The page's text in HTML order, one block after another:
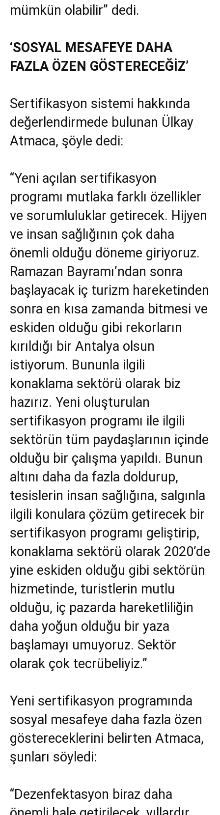
mümkün olabilir” dedi.
‘SOSYAL MESAFEYE DAHA
FAZLA ÖZEN GÖSTERECEĞİZ’
Sertifikasyon sistemi hakkında
değerlendirmede bulunan Ülkay
Atmaca, şöyle dedi:
“Yeni açılan sertifikasyon
programı mutlaka farklı özellikler
ve sorumluluklar getirecek. Hijyen
ve insan sağlığının çok daha
önemli olduğu döneme giriyoruz.
Ramazan Bayramı’ndan sonra
başlayacak iç turizm hareketinden
sonra en kısa zamanda bitmesi ve
eskiden olduğu gibi rekorların
kırıldığı bir Antalya olsun
istiyorum. Bununla ilgili
konaklama sektörü olarak biz
hazırız. Yeni oluşturulan
sertifikasyon programı ile ilgili
sektörün tüm paydaşlarının içinde
olduğu bir çalışma yapıldı. Bunun
altını daha da fazla doldurup,
tesislerin insan sağlığına, salgınla
ilgili konulara çözüm getirecek bir
sertifikasyon programı geliştirip,
konaklama sektörü olarak 2020’de
yine eskiden olduğu gibi sektörün
hizmetinde, turistlerin mutlu
olduğu, iç pazarda hareketliliğin
daha yoğun olduğu bir yaza
başlamayı umuyoruz. Sektör
olarak çok tecrübeliyiz.”
Yeni sertifikasyon programında
sosyal mesafeye daha fazla özen
göstereceklerini belirten Atmaca,
şunları söyledi:
“Dezenfektasyon biraz daha